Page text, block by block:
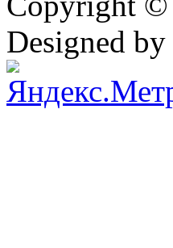
Designed by